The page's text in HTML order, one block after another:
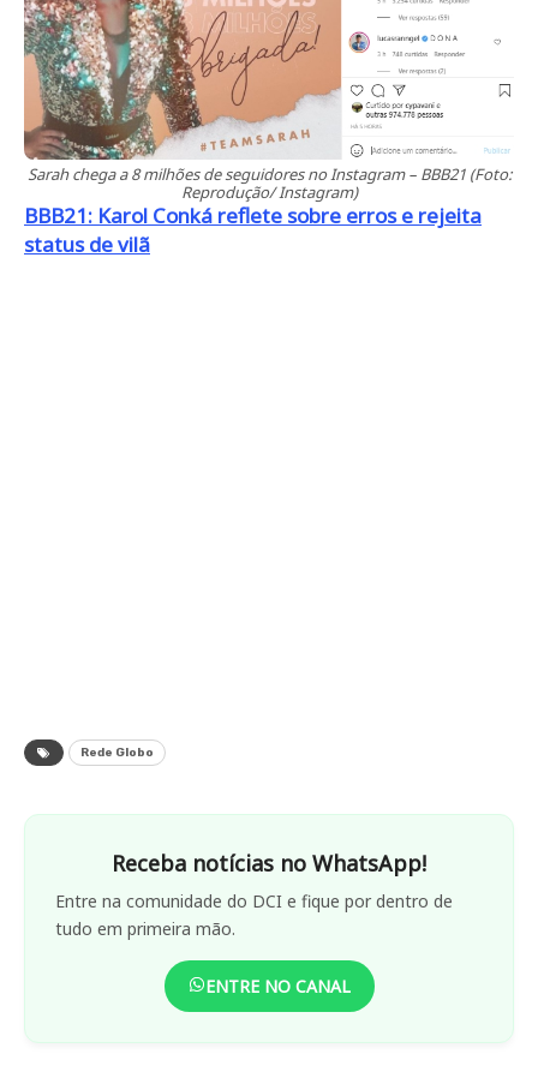
Sarah chega a 8 milhões de seguidores no Instagram – BBB21 (Foto:
Reprodução/ Instagram)
BBB21: Karol Conká reflete sobre erros e rejeita
status de vilã
Rede Globo
Receba notícias no WhatsApp!
Entre na comunidade do DCI e fique por dentro de
tudo em primeira mão.
ENTRE NO CANAL